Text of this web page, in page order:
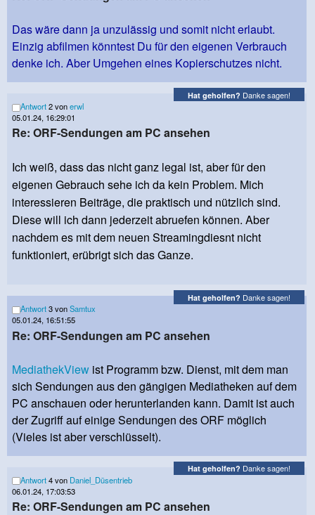
Das wäre dann ja unzulässig und somit nicht erlaubt.
Einzig abfilmen könntest Du für den eigenen Verbrauch
denke ich. Aber Umgehen eines Kopierschutzes nicht.
Hat geholfen? Danke sagen!
Antwort2 vonerwl
05.01.24, 16:29:01
Re: ORF-Sendungen am PC ansehen
Ich weiß, dass das nicht ganz legal ist, aber für den
eigenen Gebrauch sehe ich da kein Problem. Mich
interessieren Beiträge, die praktisch und nützlich sind.
Diese will ich dann jederzeit abruefen können. Aber
nachdem es mit dem neuen Streamingdiesnt nicht
funktioniert, erübrigt sich das Ganze.
Hat geholfen? Danke sagen!
Antwort3 vonSamtux
05.01.24, 16:51:55
Re: ORF-Sendungen am PC ansehen
MediathekView ist Programm bzw. Dienst, mit dem man
sich Sendungen aus den gängigen Mediatheken auf dem
PC anschauen oder herunterlanden kann. Damit ist auch
der Zugriff auf einige Sendungen des ORF möglich
(Vieles ist aber verschlüsselt).
Hat geholfen? Danke sagen!
Antwort4 von Daniel_Düsentrieb
06.01.24, 17:03:53
Re: ORF-Sendungen am PC ansehen